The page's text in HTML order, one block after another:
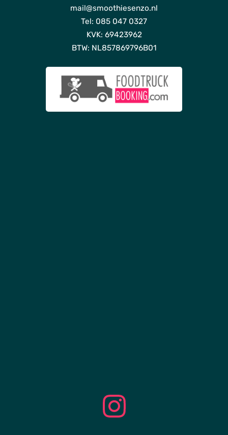
mail@smoothiesenzo.nl
Tel: 085 047 0327
KVK: 69423962
BTW: NL857869796B01